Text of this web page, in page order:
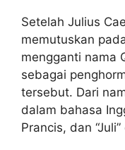
Setelah Julius
memutuskan
mengganti nama
sebagai
tersebut. Dari
dalam bahasa
Prancis, dan